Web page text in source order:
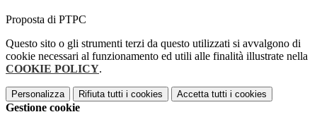
Proposta di PTPC
Questo sito o gli strumenti terzi da questo utilizzati si avvalgono di
cookie necessari al funzionamento ed utili alle finalità illustrate nella
COOKIE POLICY.
Personalizza Rifiuta tutti i cookies Accetta tutti i cookies
Gestione cookie